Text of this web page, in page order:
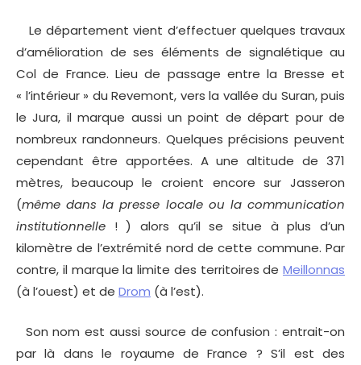
Le département vient d’effectuer quelques travaux
d’amélioration de ses éléments de signalétique au
Col de France. Lieu de passage entre la Bresse et
« l’intérieur » du Revemont, vers la vallée du Suran, puis
le Jura, il marque aussi un point de départ pour de
nombreux randonneurs. Quelques précisions peuvent
cependant être apportées. A une altitude de 371
mètres, beaucoup le croient encore sur Jasseron
(même dans la presse locale ou la communication
institutionnelle ! ) alors qu’il se situe à plus d’un
kilomètre de l’extrémité nord de cette commune. Par
contre, il marque la limite des territoires de Meillonnas
(à l’ouest) et de Drom (à l’est).
Son nom est aussi source de confusion : entrait-on
par là dans le royaume de France ? S’il est des